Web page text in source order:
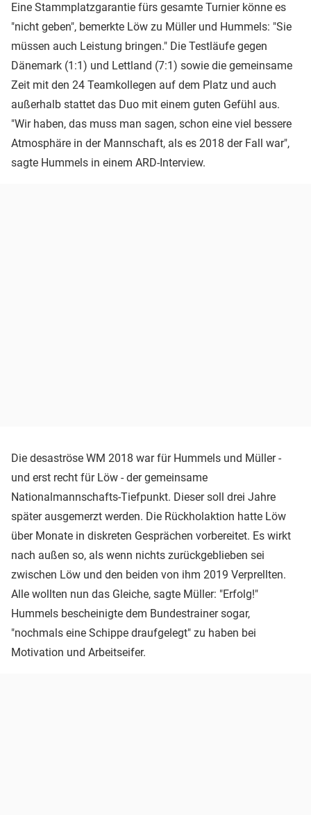
Eine Stammplatzgarantie fürs gesamte Turnier könne es
"nicht geben", bemerkte Löw zu Müller und Hummels: "Sie
müssen auch Leistung bringen." Die Testläufe gegen
Dänemark (1:1) und Lettland (7:1) sowie die gemeinsame
Zeit mit den 24 Teamkollegen auf dem Platz und auch
außerhalb stattet das Duo mit einem guten Gefühl aus.
"Wir haben, das muss man sagen, schon eine viel bessere
Atmosphäre in der Mannschaft, als es 2018 der Fall war",
sagte Hummels in einem ARD-Interview.
Die desaströse WM 2018 war für Hummels und Müller -
und erst recht für Löw - der gemeinsame
Nationalmannschafts-Tiefpunkt. Dieser soll drei Jahre
später ausgemerzt werden. Die Rückholaktion hatte Löw
über Monate in diskreten Gesprächen vorbereitet. Es wirkt
nach außen so, als wenn nichts zurückgeblieben sei
zwischen Löw und den beiden von ihm 2019 Verprellten.
Alle wollten nun das Gleiche, sagte Müller: "Erfolg!"
Hummels bescheinigte dem Bundestrainer sogar,
"nochmals eine Schippe draufgelegt" zu haben bei
Motivation und Arbeitseifer.